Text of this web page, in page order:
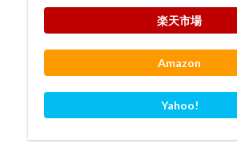
楽天市場
Amazon
Yahoo!